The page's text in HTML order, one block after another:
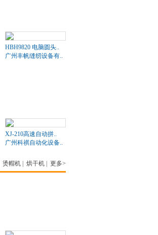
HBH9820 电脑圆头..
广州丰帆缝纫设备有..
XJ-210高速自动拼..
广州科祺自动化设备..
烫帽机 烘干机 更多>